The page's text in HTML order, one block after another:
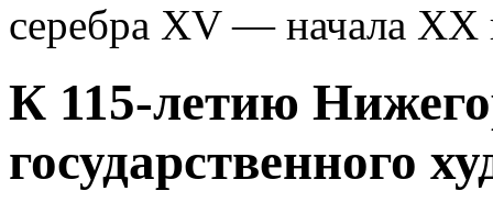
серебра XV — начала XX
К 115-летию
государственного